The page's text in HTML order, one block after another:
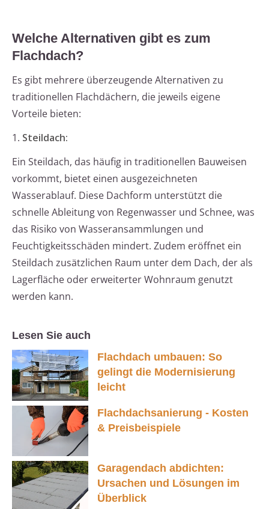
Welche Alternativen gibt es zum
Flachdach?
Es gibt mehrere überzeugende Alternativen zu
traditionellen Flachdächern, die jeweils eigene
Vorteile bieten:
1. Steildach:
Ein Steildach, das häufig in traditionellen Bauweisen
vorkommt, bietet einen ausgezeichneten
Wasserablauf. Diese Dachform unterstützt die
schnelle Ableitung von Regenwasser und Schnee, was
das Risiko von Wasseransammlungen und
Feuchtigkeitsschäden mindert. Zudem eröffnet ein
Steildach zusätzlichen Raum unter dem Dach, der als
Lagerfläche oder erweiterter Wohnraum genutzt
werden kann.
Lesen Sie auch
Flachdach umbauen: So
gelingt die Modernisierung
leicht
Flachdachsanierung - Kosten
& Preisbeispiele
Garagendach abdichten:
Ursachen und Lösungen im
Überblick